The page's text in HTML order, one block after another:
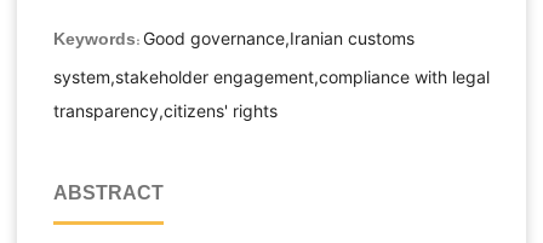
Keywords: Good governance,Iranian customs
system,stakeholder engagement,compliance with legal
transparency,citizens' rights
ABSTRACT